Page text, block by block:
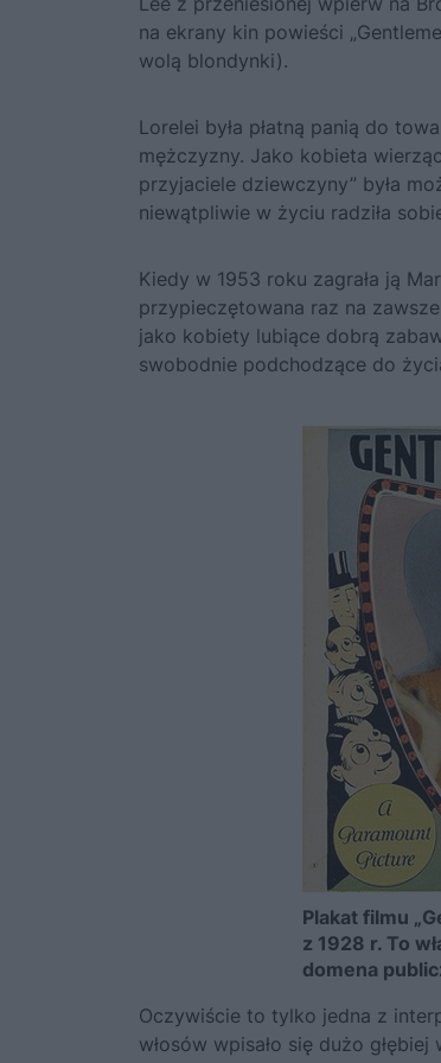
na ekrany kin powieści
wolą blondynki).
Lorelei była płatną panią do
mężczyzny. Jako kobieta
przyjaciele dziewczyny” była
niewątpliwie w życiu radziła
Kiedy w 1953 roku zagrała ją
przypieczętowana raz na
jako kobiety lubiące dobrą
swobodnie podchodzące do
Plakat filmu
z 1928 r. To
domena
Oczywiście to tylko jedna z
włosów wpisało się dużo